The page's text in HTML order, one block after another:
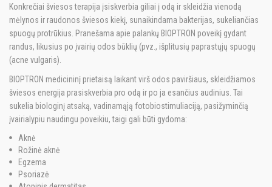
Konkrečiai šviesos terapija įsiskverbia giliai į odą ir skleidžia vienodą
mėlynos ir raudonos šviesos kiekį, sunaikindama bakterijas, sukeliančias
spuogų protrūkius. Pranešama apie palankų BIOPTRON poveikį gydant
randus, likusius po įvairių odos būklių (pvz., išplitusių paprastųjų spuogų
(acne vulgaris).
BIOPTRON medicininį prietaisą laikant virš odos paviršiaus, skleidžiamos
šviesos energija prasiskverbia pro odą ir po ja esančius audinius. Tai
sukelia biologinį atsaką, vadinamąją fotobiostimuliaciją, pasižyminčią
įvairialypiu naudingu poveikiu, taigi gali būti gydoma:
Aknė
Rožinė aknė
Egzema
Psoriazė